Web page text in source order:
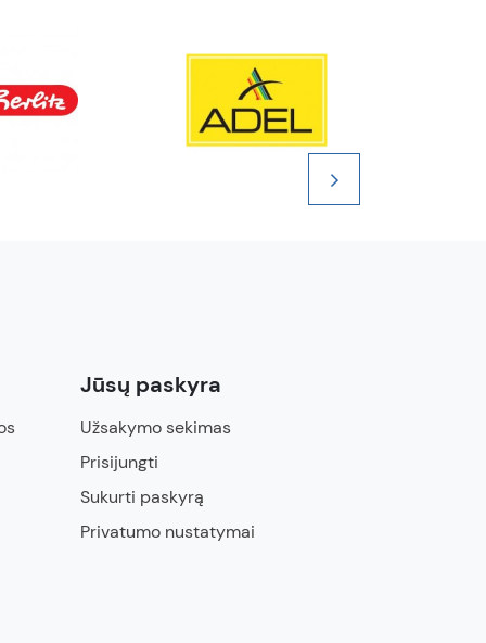
Jūsų paskyra
Užsakymo sekimas
Prisijungti
Sukurti paskyrą
Privatumo nustatymai